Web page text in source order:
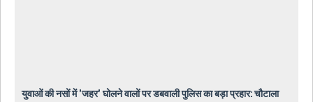
युवाओं की नसों में 'जहर' घोलने वालों पर डबवाली पुलिस का बड़ा प्रहार: चौटाला